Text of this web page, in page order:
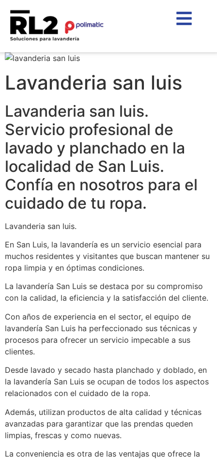
Lavanderia san luis
Lavanderia san luis.
Servicio profesional de
lavado y planchado en la
localidad de San Luis.
Confía en nosotros para el
cuidado de tu ropa.
Lavanderia san luis.
En San Luis, la lavandería es un servicio esencial para
muchos residentes y visitantes que buscan mantener su
ropa limpia y en óptimas condiciones.
La lavandería San Luis se destaca por su compromiso
con la calidad, la eficiencia y la satisfacción del cliente.
Con años de experiencia en el sector, el equipo de
lavandería San Luis ha perfeccionado sus técnicas y
procesos para ofrecer un servicio impecable a sus
clientes.
Desde lavado y secado hasta planchado y doblado, en
la lavandería San Luis se ocupan de todos los aspectos
relacionados con el cuidado de la ropa.
Además, utilizan productos de alta calidad y técnicas
avanzadas para garantizar que las prendas queden
limpias, frescas y como nuevas.
La conveniencia es otra de las ventajas que ofrece la